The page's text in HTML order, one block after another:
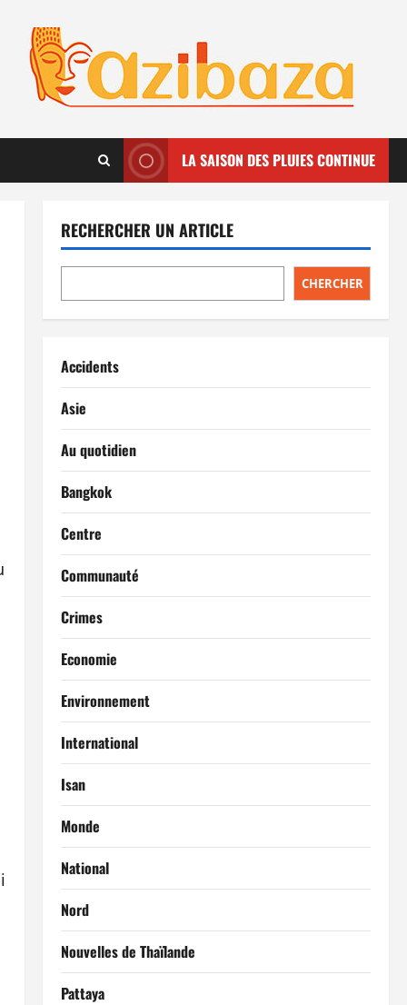
LA SAISON DES PLUIES CONTINUE
RECHERCHER UN ARTICLE
CHERCHER
Accidents
Asie
Au quotidien
Bangkok
Centre
Communauté
Crimes
Economie
Environnement
International
Isan
Monde
National
Nord
Nouvelles de Thaïlande
Pattaya